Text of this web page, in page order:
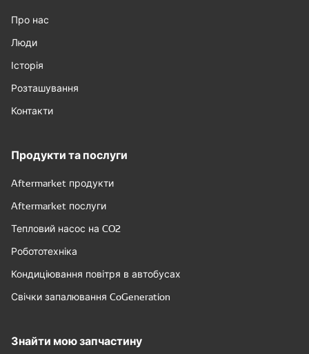
Про нас
Люди
Історія
Розташування
Контакти
Продукти та послуги
Aftermarket продукти
Aftermarket послуги
Тепловий насос на CO2
Робототехніка
Кондиціювання повітря в автобусах
Свічки запалювання CoGeneration
Знайти мою запчастину